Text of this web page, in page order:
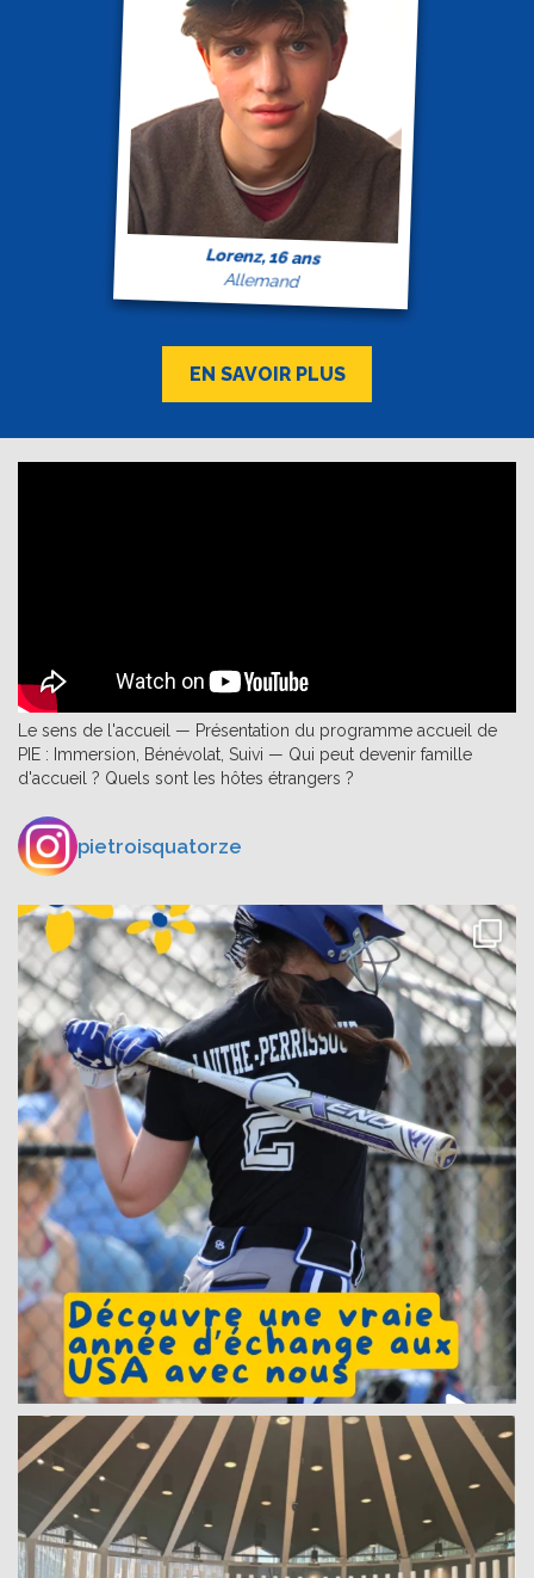
Lorenz, 16 ans
Allemand
EN SAVOIR PLUS
Le sens de l'accueil — Présentation du programme accueil de
PIE : Immersion, Bénévolat, Suivi — Qui peut devenir famille
d'accueil ? Quels sont les hôtes étrangers ?
pietroisquatorze